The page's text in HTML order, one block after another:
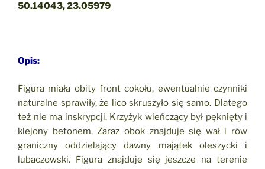
50.14043, 23.05979
Opis:
Figura miała obity front cokołu, ewentualnie czynniki
naturalne sprawiły, że lico skruszyło się samo. Dlatego
też nie ma inskrypcji. Krzyżyk wieńczący był pęknięty i
klejony betonem. Zaraz obok znajduje się wał i rów
graniczny oddzielający dawny majątek oleszycki i
lubaczowski. Figura znajduje się jeszcze na terenie